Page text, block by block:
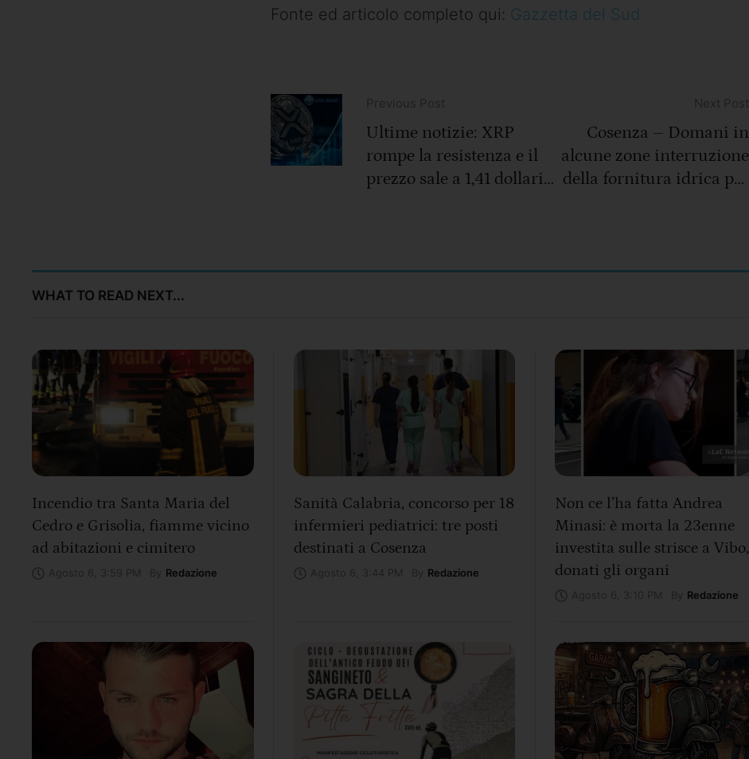
Fonte ed articolo completo qui: Gazzetta del Sud
Ultime notizie: XRP
rompe la resistenza e il
prezzo sale a 1,41 dollari;
al giorno.
Cosenza – Domani in
alcune zone interruzione
della fornitura idrica per
WHAT TO READ NEXT...
Incendio tra Santa Maria del
Cedro e Grisolia, fiamme vicino
ad abitazioni e cimitero
Redazione
Sanità Calabria, concorso per 18
infermieri pediatrici: tre posti
destinati a Cosenza
Redazione
Non ce l’ha fatta Andrea
Minasi: è morta la 23enne
investita sulle strisce a Vibo,
donati gli organi
Redazione